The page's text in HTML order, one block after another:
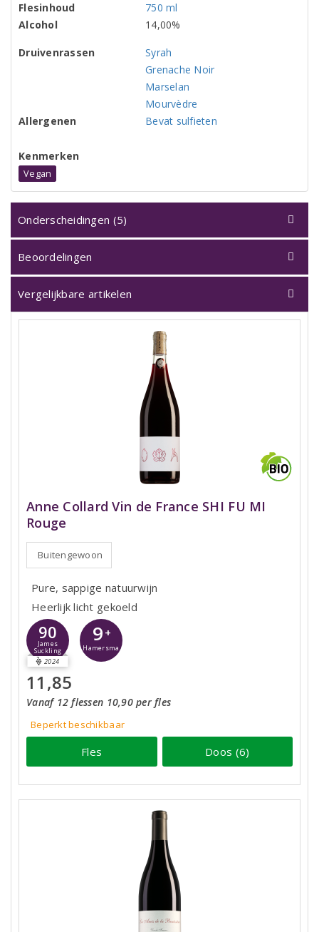
Flesinhoud
750 ml
Alcohol
14,00%
Druivenrassen
Syrah
Grenache Noir
Marselan
Mourvèdre
Allergenen
Bevat sulfieten
Kenmerken
Vegan
Onderscheidingen (5)
Beoordelingen
Vergelijkbare artikelen
Anne Collard Vin de France SHI FU MI
Rouge
Buitengewoon
Pure, sappige natuurwijn
Heerlijk licht gekoeld
90
James
Suckling
2024
9 +
Hamersma
11,85
Vanaf 12 flessen 10,90 per fles
Beperkt beschikbaar
Fles Doos (6)